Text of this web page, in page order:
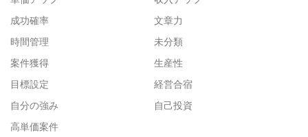
成功確率
文章力
時間管理
未分類
案件獲得
生産性
目標設定
経営合宿
自分の強み
自己投資
高単価案件